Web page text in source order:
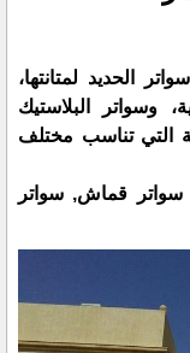
الحديد لمتانتها،
وسواتر البلاستيك
التي تناسب مختلف
سواتر قماش, سواتر